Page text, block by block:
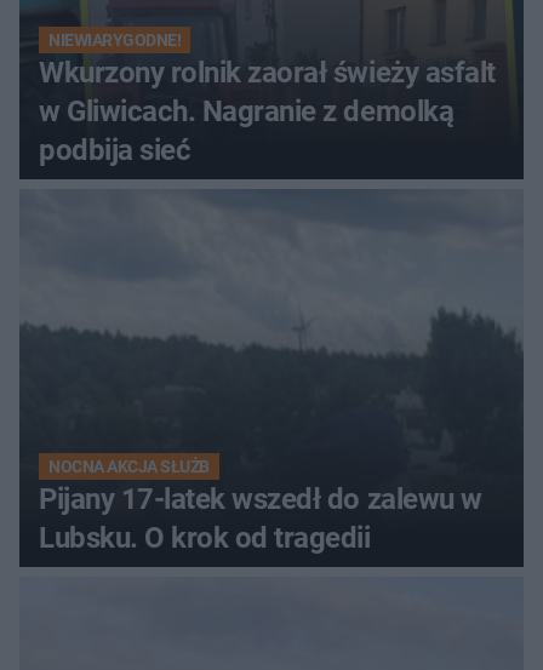
NIEWIARYGODNE!
Wkurzony rolnik zaorał świeży asfalt
w Gliwicach. Nagranie z demolką
podbija sieć
NOCNA AKCJA SŁUŻB
Pijany 17-latek wszedł do zalewu w
Lubsku. O krok od tragedii